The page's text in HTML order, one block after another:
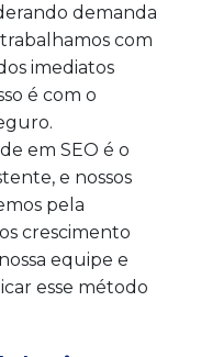
demanda
com
imediatos
é com o
em SEO é o
e nossos
pela
crescimento
equipe e
esse método